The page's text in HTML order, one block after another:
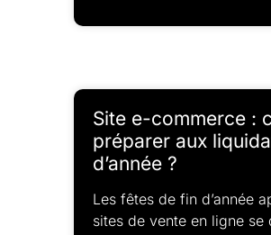
Site e-commerce :
préparer aux
d’année ?
Les fêtes de fin d’année
sites de vente en ligne se